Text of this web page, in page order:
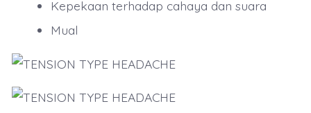
Kepekaan terhadap cahaya dan suara
Mual